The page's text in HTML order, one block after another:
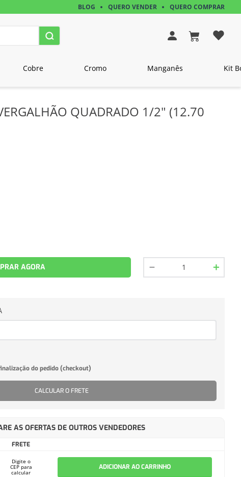
BLOG QUERO VENDER QUERO COMPRAR
Cobre Cromo Manganês Kit
QUADRADO 1/2" (12.70
＋
－
AGORA
CALCULAR O FRETE
AS OFERTAS DE OUTROS VENDEDORES
FRETE
Digite o
CEP para
calcular
ADICIONAR AO CARRINHO